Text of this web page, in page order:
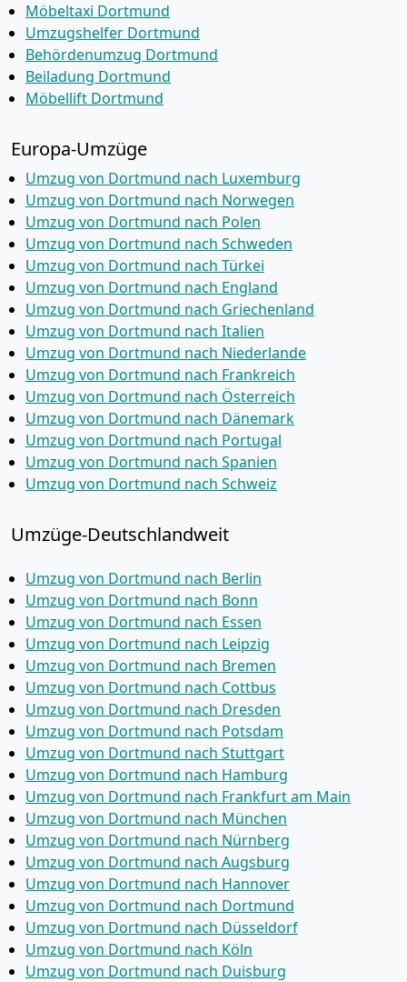
Möbeltaxi Dortmund
Umzugshelfer Dortmund
Behördenumzug Dortmund
Beiladung Dortmund
Möbellift Dortmund
Europa-Umzüge
Umzug von Dortmund nach Luxemburg
Umzug von Dortmund nach Norwegen
Umzug von Dortmund nach Polen
Umzug von Dortmund nach Schweden
Umzug von Dortmund nach Türkei
Umzug von Dortmund nach England
Umzug von Dortmund nach Griechenland
Umzug von Dortmund nach Italien
Umzug von Dortmund nach Niederlande
Umzug von Dortmund nach Frankreich
Umzug von Dortmund nach Österreich
Umzug von Dortmund nach Dänemark
Umzug von Dortmund nach Portugal
Umzug von Dortmund nach Spanien
Umzug von Dortmund nach Schweiz
Umzüge-Deutschlandweit
Umzug von Dortmund nach Berlin
Umzug von Dortmund nach Bonn
Umzug von Dortmund nach Essen
Umzug von Dortmund nach Leipzig
Umzug von Dortmund nach Bremen
Umzug von Dortmund nach Cottbus
Umzug von Dortmund nach Dresden
Umzug von Dortmund nach Potsdam
Umzug von Dortmund nach Stuttgart
Umzug von Dortmund nach Hamburg
Umzug von Dortmund nach Frankfurt am Main
Umzug von Dortmund nach München
Umzug von Dortmund nach Nürnberg
Umzug von Dortmund nach Augsburg
Umzug von Dortmund nach Hannover
Umzug von Dortmund nach Dortmund
Umzug von Dortmund nach Düsseldorf
Umzug von Dortmund nach Köln
Umzug von Dortmund nach Duisburg